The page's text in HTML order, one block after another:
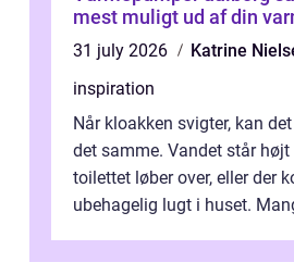
mest muligt ud af din
31 july 2026
Katrine
inspiration
Når kloakken svigter, kan
det samme. Vandet står højt
toilettet løber over, eller der
ubehagelig lugt i huset.